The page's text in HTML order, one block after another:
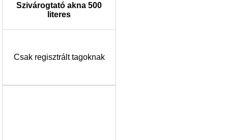
Szivárogtató akna 500
literes
Csak regisztrált tagoknak